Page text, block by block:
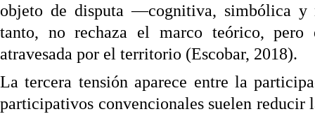
objeto de disputa —cognitiva, simbólica
tanto, no rechaza el marco teórico, pero
atravesada por el territorio (Escobar, 2018).
La tercera tensión aparece entre la
participativos convencionales suelen